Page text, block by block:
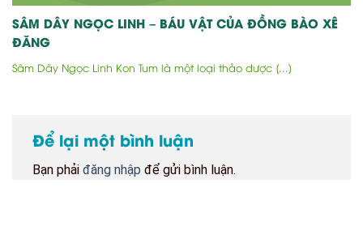
SÂM DÂY NGỌC LINH – BÁU VẬT CỦA ĐỒNG BÀO XÊ
ĐĂNG
Sâm Dây Ngọc Linh Kon Tum là một loại thảo dược [...]
Để lại một bình luận
Bạn phải đăng nhập để gửi bình luận.